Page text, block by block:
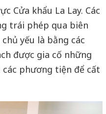
Cửa khẩu La Lay. Các
trái phép qua biên
yếu là bằng các
được gia cố những
phương tiện để cất